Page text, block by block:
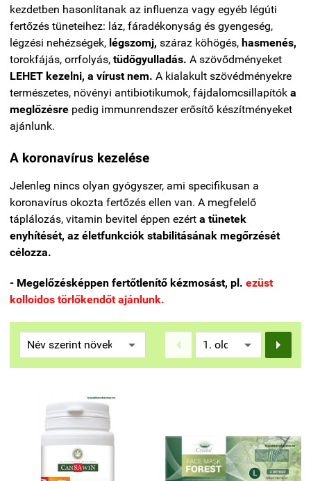
kezdetben hasonlítanak az influenza vagy egyéb légúti
fertőzés tüneteihez: láz, fáradékonyság és gyengeség,
légzési nehézségek, légszomj, száraz köhögés, hasmenés,
torokfájás, orrfolyás, tüdőgyulladás. A szövődményeket
LEHET kezelni, a vírust nem. A kialakult szövédményekre
természetes, növényi antibiotikumok, fájdalomcsillapítók a
meglőzésre pedig immunrendszer erősítő készítményeket
ajánlunk.
A koronavírus kezelése
Jelenleg nincs olyan gyógyszer, ami specifikusan a
koronavírus okozta fertőzés ellen van. A megfelelő
táplálozás, vitamin bevitel éppen ezért a tünetek
enyhítését, az életfunkciók stabilitásának megőrzését
célozza.
- Megelőzésképpen fertőtlenítő kézmosást, pl. ezüst
kolloidos törlőkendőt ajánlunk.
 